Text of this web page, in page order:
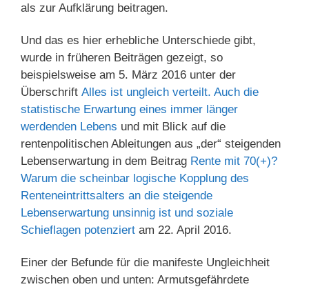
als zur Aufklärung beitragen.
Und das es hier erhebliche Unterschiede gibt,
wurde in früheren Beiträgen gezeigt, so
beispielsweise am 5. März 2016 unter der
Überschrift Alles ist ungleich verteilt. Auch die
statistische Erwartung eines immer länger
werdenden Lebens und mit Blick auf die
rentenpolitischen Ableitungen aus „der“ steigenden
Lebenserwartung in dem Beitrag Rente mit 70(+)?
Warum die scheinbar logische Kopplung des
Renteneintrittsalters an die steigende
Lebenserwartung unsinnig ist und soziale
Schieflagen potenziert am 22. April 2016.
Einer der Befunde für die manifeste Ungleichheit
zwischen oben und unten: Armutsgefährdete